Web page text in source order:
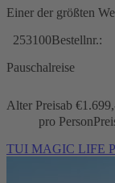
Einer der größten
253100Bestellnr.:
Pauschalreise
Alter Preisab €
pro Person
TUI MAGIC LIFE